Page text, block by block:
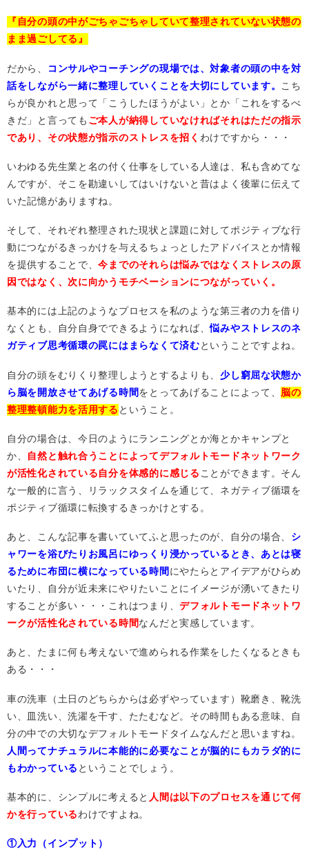
『自分の頭の中がごちゃごちゃしていて整理されていない状態の
まま過ごしてる』
だから、
コンサルやコーチングの現場では、対象者の頭の中を対
話をしながら一緒に整理していくことを大切にしています。 こち
らが良かれと思って「こうしたほうがよい」とか「これをするべ
きだ」と言っても ご本人が納得していなければそれはただの指示
であり、その状態が指示のストレスを招く わけですから・・・
いわゆる先生業と名の付く仕事をしている人達は、私も含めてな
んですが、そこを勘違いしてはいけないと昔はよく後輩に伝えて
いた記憶がありますね。
そして、それぞれ整理された現状と課題に対してポジティブな行
動につながるきっかけを与えるちょっとしたアドバイスとか情報
を提供することで、今までのそれらは悩みではなくストレスの原
因ではなく、次に向かうモチベーションにつながっていく。
基本的には上記のようなプロセスを私のような第三者の力を借り
なくとも、自分自身でできるようになれば、悩みやストレスのネ
ガティブ思考循環の罠にはまらなくて済むということですよね。
自分の頭をむりくり整理しようとするよりも、少し窮屈な状態か
ら脳を開放させてあげる時間をとってあげることによって、 脳の
整理整頓能力を活用する ということ。
自分の場合は、今日のようにランニングとか海とかキャンプと
か、 自然と触れ合うことによってデフォルトモードネットワーク
が活性化されている自分を体感的に感じることができます。そん
な一般的に言う、リラックスタイムを通じて、ネガティブ循環を
ポジティブ循環に転換するきっかけとする。
あと、こんな記事を書いていてふと思ったのが、自分の場合、 シ
ャワーを浴びたりお風呂にゆっくり浸かっているとき、あとは寝
るために布団に横になっている時間 にやたらとアイデアがひらめ
いたり、自分が近未来にやりたいことにイメージが湧いてきたり
することが多い・・・これはつまり、デフォルトモードネットワ
ークが活性化されている時間なんだと実感しています。
あと、たまに何も考えないで進められる作業をしたくなるときも
ある・・・
車の洗車（土日のどちらからは必ずやっています）靴磨き、靴洗
い、皿洗い、洗濯を干す、たたむなど。その時間もある意味、自
分の中での大切なデフォルトモードタイムなんだと思いますね。
人間ってナチュラルに本能的に必要なことが脳的にもカラダ的に
もわかっている ということでしょう。
基本的に、シンプルに考えると 人間は以下のプロセスを通じて何
かを行っているわけですよね。
①入力（インプット）